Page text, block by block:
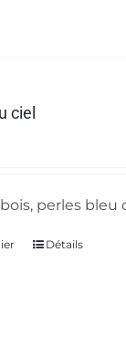
ciel
perles bleu
Détails